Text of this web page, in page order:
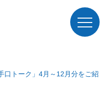
口トーク」4月～12月分をご紹